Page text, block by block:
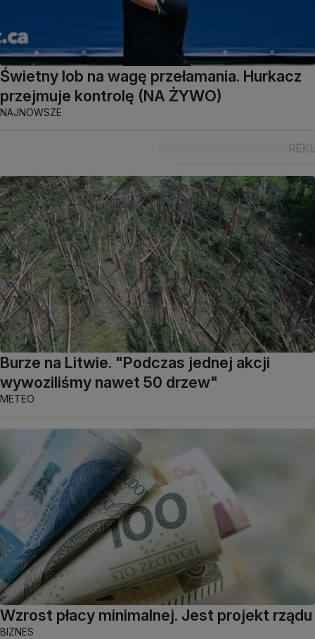
Świetny lob na wagę przełamania. Hurkacz
przejmuje kontrolę (NA ŻYWO)
NAJNOWSZE
Burze na Litwie. "Podczas jednej akcji
wywoziliśmy nawet 50 drzew"
METEO
Wzrost płacy minimalnej. Jest projekt rządu
BIZNES